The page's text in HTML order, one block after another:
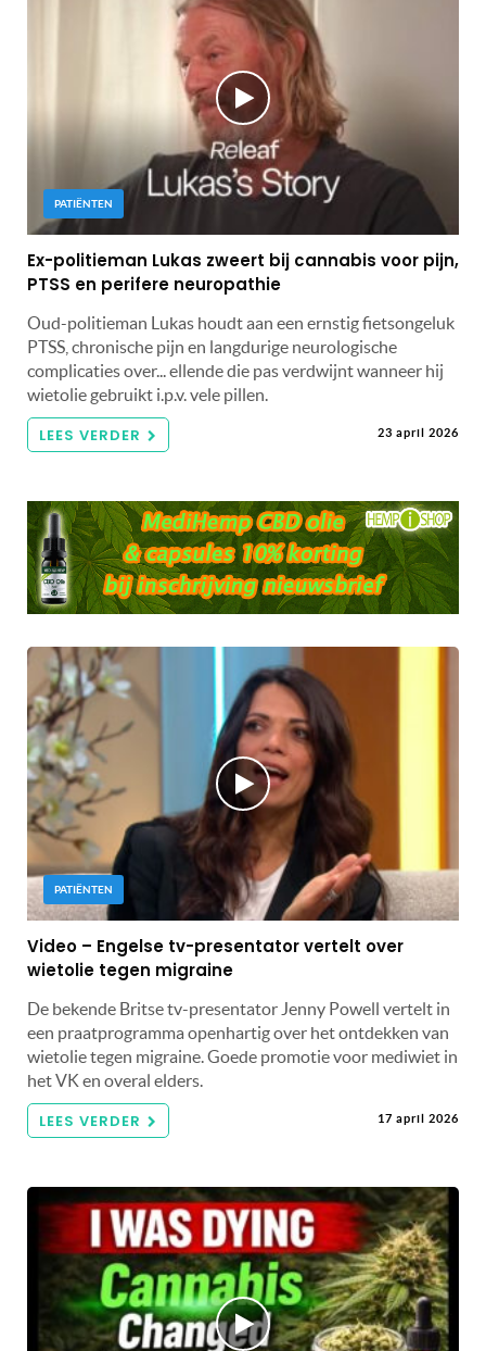
PATIËNTEN
Ex-politieman Lukas zweert bij cannabis voor pijn,
PTSS en perifere neuropathie
Oud-politieman Lukas houdt aan een ernstig fietsongeluk
PTSS, chronische pijn en langdurige neurologische
complicaties over... ellende die pas verdwijnt wanneer hij
wietolie gebruikt i.p.v. vele pillen.
LEES VERDER 23 april 2026
PATIËNTEN
Video – Engelse tv-presentator vertelt over
wietolie tegen migraine
De bekende Britse tv-presentator Jenny Powell vertelt in
een praatprogramma openhartig over het ontdekken van
wietolie tegen migraine. Goede promotie voor mediwiet in
het VK en overal elders.
LEES VERDER 17 april 2026